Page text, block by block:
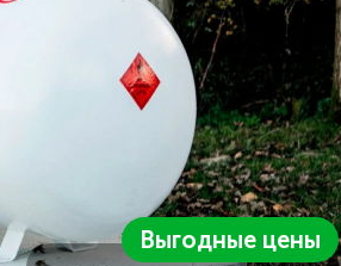
Выгодные цены